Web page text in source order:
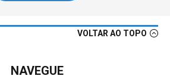
VOLTAR AO TOPO
NAVEGUE